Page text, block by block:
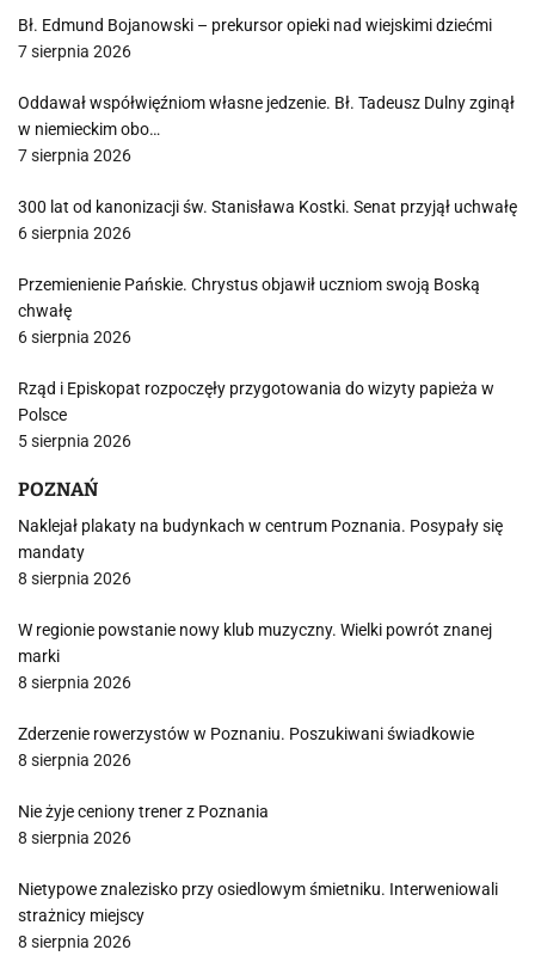
Bł. Edmund Bojanowski – prekursor opieki nad wiejskimi dziećmi
7 sierpnia 2026
Oddawał współwięźniom własne jedzenie. Bł. Tadeusz Dulny zginął
w niemieckim obo…
7 sierpnia 2026
300 lat od kanonizacji św. Stanisława Kostki. Senat przyjął uchwałę
6 sierpnia 2026
Przemienienie Pańskie. Chrystus objawił uczniom swoją Boską
chwałę
6 sierpnia 2026
Rząd i Episkopat rozpoczęły przygotowania do wizyty papieża w
Polsce
5 sierpnia 2026
POZNAŃ
Naklejał plakaty na budynkach w centrum Poznania. Posypały się
mandaty
8 sierpnia 2026
W regionie powstanie nowy klub muzyczny. Wielki powrót znanej
marki
8 sierpnia 2026
Zderzenie rowerzystów w Poznaniu. Poszukiwani świadkowie
8 sierpnia 2026
Nie żyje ceniony trener z Poznania
8 sierpnia 2026
Nietypowe znalezisko przy osiedlowym śmietniku. Interweniowali
strażnicy miejscy
8 sierpnia 2026